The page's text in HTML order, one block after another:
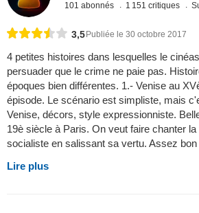
101 abonnés 1 151 critiques
3,5 Publiée le 30 octobre 2017
4 petites histoires dans lesquelles le
persuader que le crime ne paie pas.
époques bien différentes. 1.- Venise au
épisode. Le scénario est simpliste, mais
Venise, décors, style expressionniste.
19è siècle à Paris. On veut faire chanter
socialiste en salissant sa vertu. Assez
Lire plus